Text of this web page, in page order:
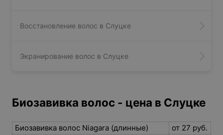
Восстановление волос в Слуцке
Экранирование волос в Слуцке
Биозавивка волос - цена в Слуцке
Биозавивка волос Niagara (длинные)
от 27 руб.